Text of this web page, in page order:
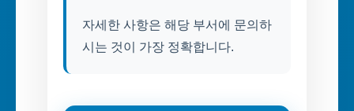
자세한 사항은 해당 부서에 문의하
시는 것이 가장 정확합니다.